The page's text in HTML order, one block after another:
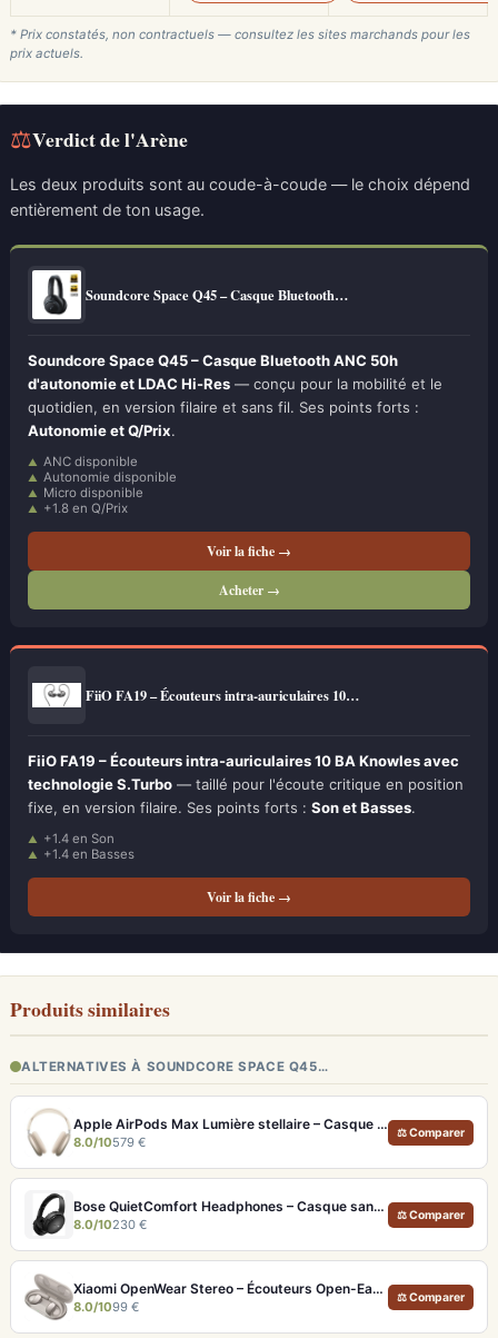
* Prix constatés, non contractuels — consultez les sites marchands pour les
prix actuels.
⚖Verdict de l'Arène
Les deux produits sont au coude-à-coude — le choix dépend
entièrement de ton usage.
Soundcore Space Q45 – Casque Bluetooth…
Soundcore Space Q45 – Casque Bluetooth ANC 50h
d'autonomie et LDAC Hi-Res — conçu pour la mobilité et le
quotidien, en version filaire et sans fil. Ses points forts :
Autonomie et Q/Prix.
ANC disponible
Autonomie disponible
Micro disponible
+1.8 en Q/Prix
Voir la fiche →
Acheter →
FiiO FA19 – Écouteurs intra-auriculaires 10…
FiiO FA19 – Écouteurs intra-auriculaires 10 BA Knowles avec
technologie S.Turbo — taillé pour l'écoute critique en position
fixe, en version filaire. Ses points forts : Son et Basses.
+1.4 en Son
+1.4 en Basses
Voir la fiche →
Produits similaires
ALTERNATIVES À SOUNDCORE SPACE Q45…
Apple AirPods Max Lumière stellaire – Casque Hi-Fi ANC pro et audio spatial immersif
8.0/10579 €
⚖ Comparer
Bose QuietComfort Headphones – Casque sans fil à réduction de bruit légendaire
8.0/10230 €
⚖ Comparer
Xiaomi OpenWear Stereo – Écouteurs Open-Ear Hi-Res avec réduction de fuite sonore
8.0/1099 €
⚖ Comparer